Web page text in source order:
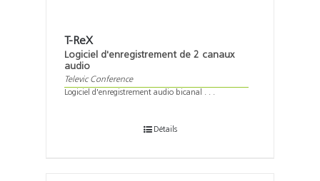
T-ReX
Logiciel d'enregistrement de 2 canaux
audio
Televic Conference
Logiciel d'enregistrement audio bicanal . . .
Détails